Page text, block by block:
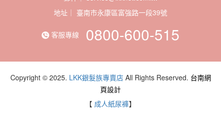
地址｜
客服專線 0800-600-515
Copyright © 2025. LKK銀髮族專賣店All Rights Reserved. 台南網
頁設計
【 成人紙尿褲】